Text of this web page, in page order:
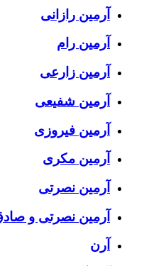
آرمین رازانی
آرمین رام
آرمین زارعی
آرمین شفیعی
آرمین فیروزی
آرمین مکری
آرمین نصرتی
آرمین نصرتی و
آرن